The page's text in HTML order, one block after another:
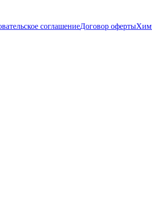
соглашениеДоговор оферты